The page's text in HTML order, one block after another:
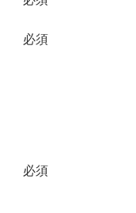
必須
必須